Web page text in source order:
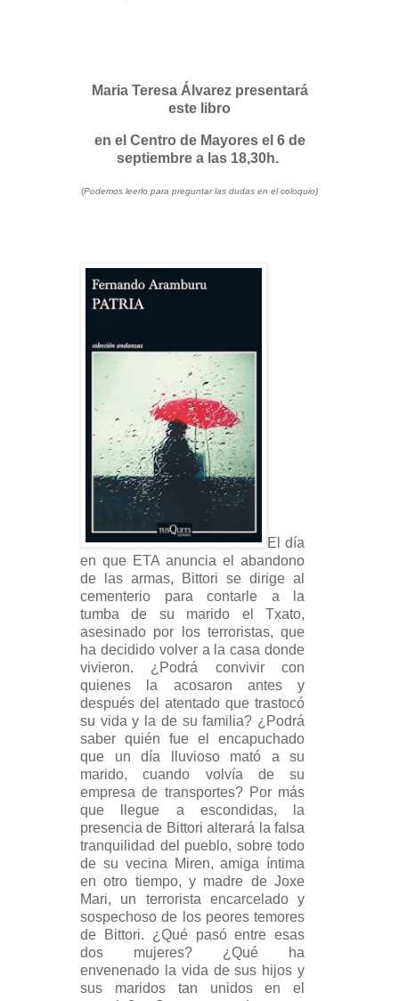
Maria Teresa Álvarez presentará
este libro
en el Centro de Mayores el 6 de
septiembre a las 18,30h.
(Podemos leerlo para preguntar las dudas en el coloquio)
El día
en que ETA anuncia el abandono
de las armas, Bittori se dirige al
cementerio para contarle a la
tumba de su marido el Txato,
asesinado por los terroristas, que
ha decidido volver a la casa donde
vivieron. ¿Podrá convivir con
quienes la acosaron antes y
después del atentado que trastocó
su vida y la de su familia? ¿Podrá
saber quién fue el encapuchado
que un día lluvioso mató a su
marido, cuando volvía de su
empresa de transportes? Por más
que llegue a escondidas, la
presencia de Bittori alterará la falsa
tranquilidad del pueblo, sobre todo
de su vecina Miren, amiga íntima
en otro tiempo, y madre de Joxe
Mari, un terrorista encarcelado y
sospechoso de los peores temores
de Bittori. ¿Qué pasó entre esas
dos mujeres? ¿Qué ha
envenenado la vida de sus hijos y
sus maridos tan unidos en el